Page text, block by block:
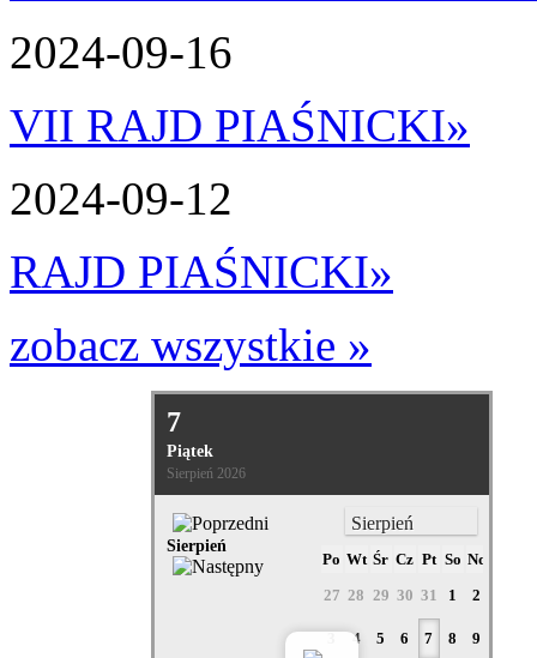
2024-09-16
VII RAJD PIAŚNICKI»
2024-09-12
RAJD PIAŚNICKI»
zobacz wszystkie »
7
Piątek
Sierpień 2026
Sierpień
Sierpień
Po Wt Śr Cz Pt So Nd
27 28 29 30 31 1 2
4 5 6 7 8 9